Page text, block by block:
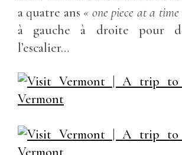
a quatre ans « one piece at a time
à gauche à droite pour
l’escalier…